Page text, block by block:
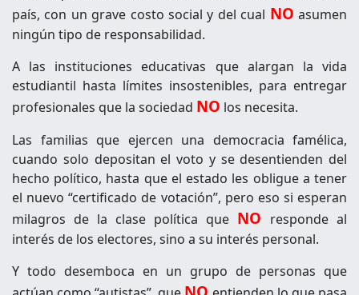
país, con un grave costo social y del cual NO asumen
ningún tipo de responsabilidad.
A las instituciones educativas que alargan la vida
estudiantil hasta límites insostenibles, para entregar
profesionales que la sociedad NO los necesita.
Las familias que ejercen una democracia famélica,
cuando solo depositan el voto y se desentienden del
hecho político, hasta que el estado les obligue a tener
el nuevo “certificado de votación”, pero eso si esperan
milagros de la clase política que NO responde al
interés de los electores, sino a su interés personal.
Y todo desemboca en un grupo de personas que